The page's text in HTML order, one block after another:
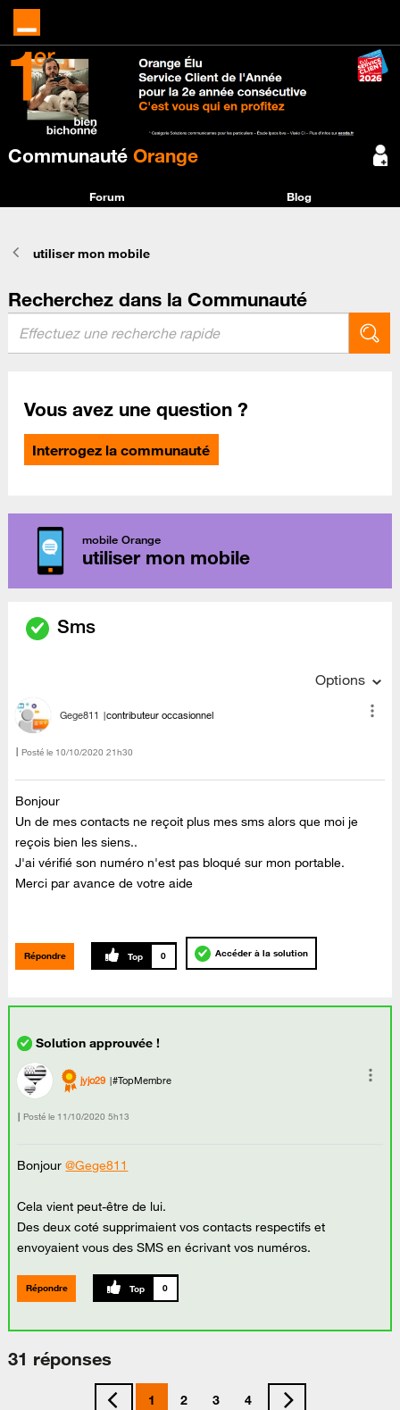
Communauté Orange
Forum Blog
utiliser mon mobile
Recherchez dans la Communauté
Vous avez une question ?
Interrogez la communauté
mobile Orange
utiliser mon mobile
Sms
Options
Gege811 contributeur occasionnel
Posté le ‎10/10/2020 21h30
Bonjour
Un de mes contacts ne reçoit plus mes sms alors que moi je
reçois bien les siens..
J'ai vérifié son numéro n'est pas bloqué sur mon portable.
Merci par avance de votre aide
Répondre 0 Accéder à la solution
jyjo29 #TopMembre
Posté le ‎11/10/2020 5h13
Bonjour@Gege811
Cela vient peut-être de lui.
Des deux coté supprimaient vos contacts respectifs et
envoyaient vous des SMS en écrivant vos numéros.
Répondre 0
31 réponses
1 2 3 4